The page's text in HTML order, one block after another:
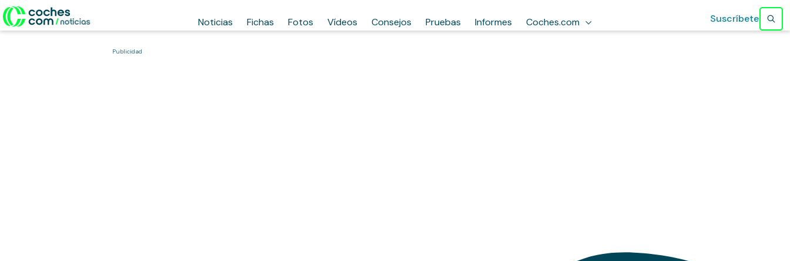
Noticias Fichas Fotos Vídeos Consejos Pruebas Informes Coches.com Suscríbete
Publicidad